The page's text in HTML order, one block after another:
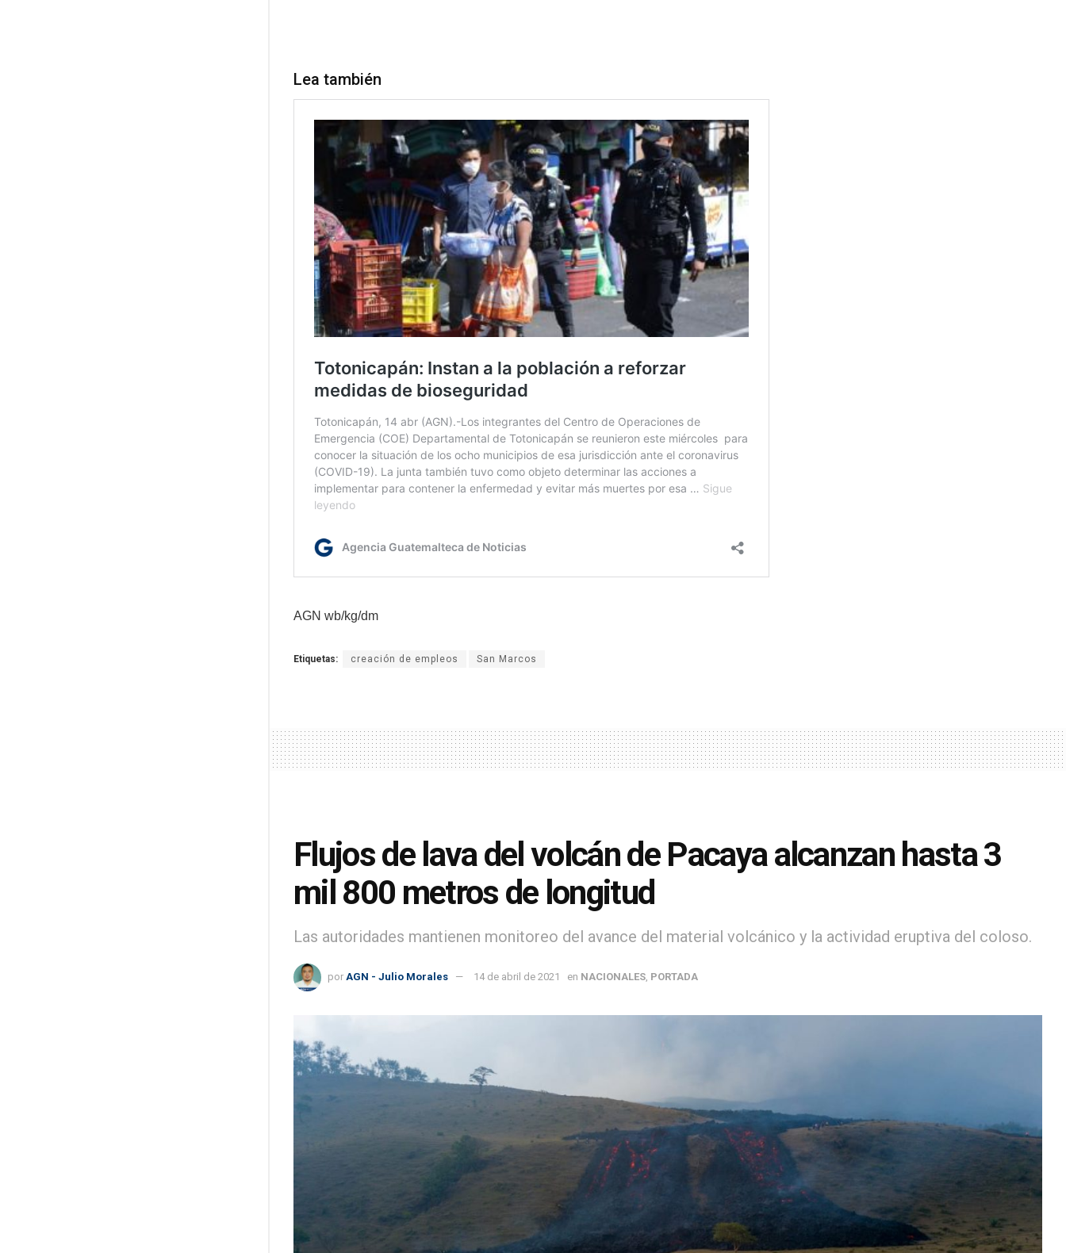
Lea también
AGN wb/kg/dm
Etiquetas: creación de empleos San Marcos
Flujos de lava del volcán de Pacaya alcanzan hasta 3
mil 800 metros de longitud
Las autoridades mantienen monitoreo del avance del material volcánico y la actividad eruptiva del coloso.
por AGN - Julio Morales 14 de abril de 2021 en NACIONALES, PORTADA